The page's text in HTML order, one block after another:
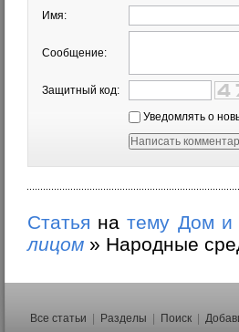
Имя:
Сообщение:
Защитный код:
Уведомлять о
Статья натему Дом и
лицом » Народные
Все статьи Разделы Поиск